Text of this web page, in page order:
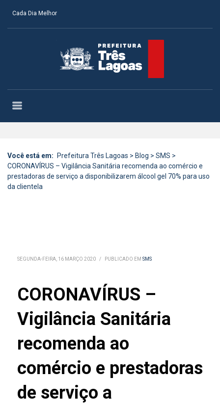
Cada Dia Melhor
Você está em: Prefeitura Três Lagoas > Blog > SMS >
CORONAVÍRUS – Vigilância Sanitária recomenda ao comércio e
prestadoras de serviço a disponibilizarem álcool gel 70% para uso
da clientela
SEGUNDA-FEIRA, 16 MARÇO 2020 / PUBLICADO EM SMS
CORONAVÍRUS –
Vigilância Sanitária
recomenda ao
comércio e prestadoras
de serviço a